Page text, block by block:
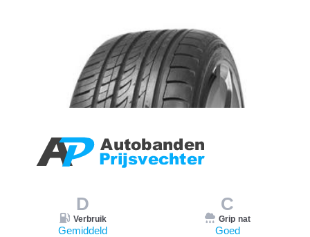
D
Verbruik
Gemiddeld
C
Grip nat
Goed